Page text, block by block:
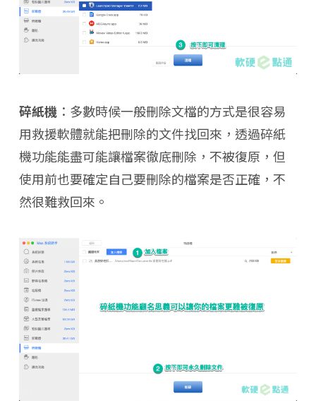
碎紙機：多數時候一般刪除文檔的方式是很容易
用救援軟體就能把刪除的文件找回來，透過碎紙
機功能能盡可能讓檔案徹底刪除，不被復原，但
使用前也要確定自己要刪除的檔案是否正確，不
然很難救回來。